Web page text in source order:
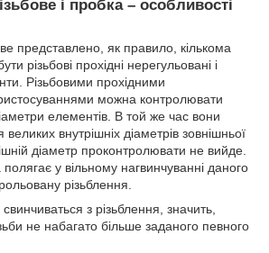
і пробка – особливості
представлено, як правило, кількома
різьбові прохідні нерегульовані і
Різьбовими прохідними
можна контролювати
елементів. В той же час вони
великих внутрішніх діаметрів зовнішньої
діаметр проконтролювати не вийде.
у вільному нагвинчуванні даного
різьблення.
з різьблення, значить,
не набагато більше заданого певного